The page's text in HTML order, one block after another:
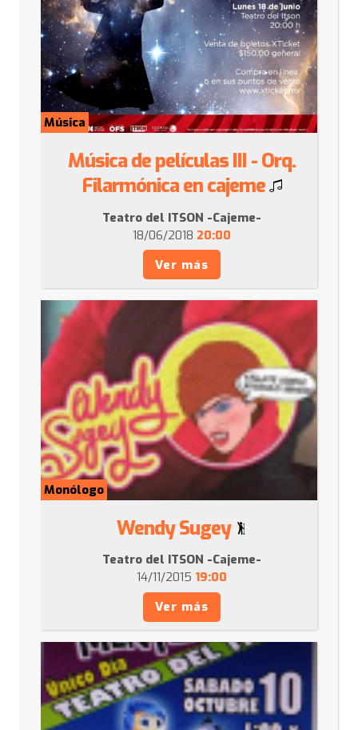
Música
Música de películas III - Orq.
Filarmónica en cajeme
Teatro del ITSON -Cajeme-
18/06/2018 20:00
Ver más
Monólogo
Wendy Sugey
Teatro del ITSON -Cajeme-
14/11/2015 19:00
Ver más